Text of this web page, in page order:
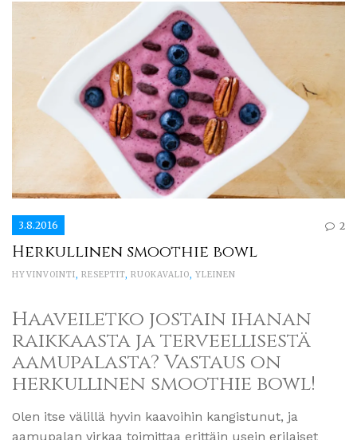
3.8.2016 2
Herkullinen smoothie bowl
HYVINVOINTI RESEPTIT RUOKAVALIO YLEINEN
Haaveiletko jostain ihanan
raikkaasta ja terveellisestä
aamupalasta? Vastaus on
herkullinen smoothie bowl!
Olen itse välillä hyvin kaavoihin kangistunut, ja
aamupalan virkaa toimittaa erittäin usein erilaiset